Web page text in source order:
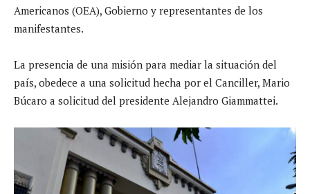
Americanos (OEA), Gobierno y representantes de los
manifestantes.
La presencia de una misión para mediar la situación del
país, obedece a una solicitud hecha por el Canciller, Mario
Búcaro a solicitud del presidente Alejandro Giammattei.